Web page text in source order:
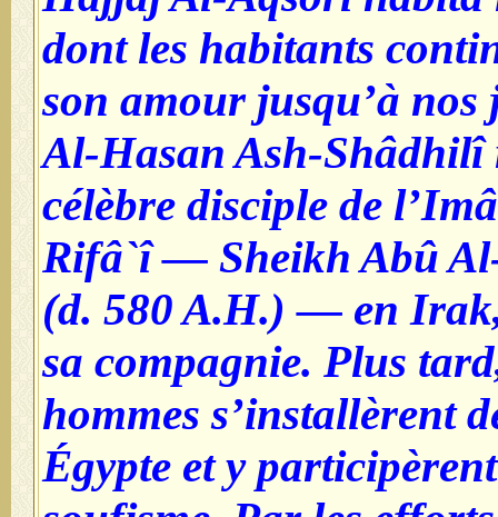
dont les habitants
son amour jusqu’à
Al-Hasan Ash-Shâdhilî
célèbre disciple de
Rifâ`î — Sheikh Abû
(d. 580 A.H.) — en
sa compagnie. Plus
hommes s’installèrent
Égypte et y